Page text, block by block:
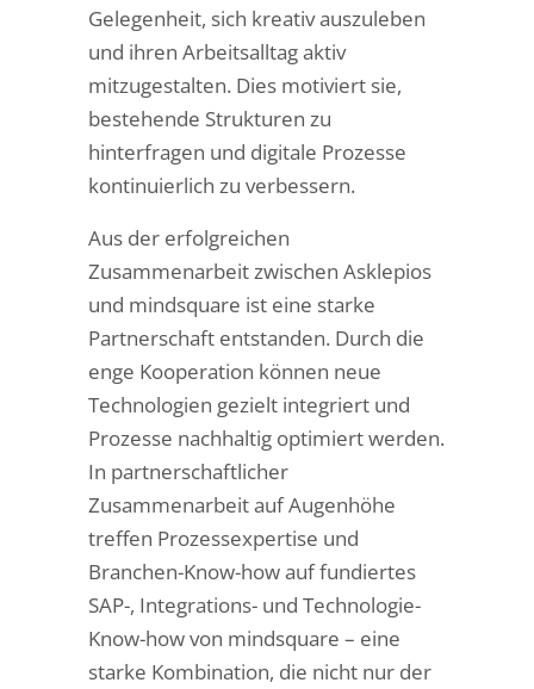
Gelegenheit, sich kreativ auszuleben
und ihren Arbeitsalltag aktiv
mitzugestalten. Dies motiviert sie,
bestehende Strukturen zu
hinterfragen und digitale Prozesse
kontinuierlich zu verbessern.
Aus der erfolgreichen
Zusammenarbeit zwischen Asklepios
und mindsquare ist eine starke
Partnerschaft entstanden. Durch die
enge Kooperation können neue
Technologien gezielt integriert und
Prozesse nachhaltig optimiert werden.
In partnerschaftlicher
Zusammenarbeit auf Augenhöhe
treffen Prozessexpertise und
Branchen-Know-how auf fundiertes
SAP-, Integrations- und Technologie-
Know-how von mindsquare – eine
starke Kombination, die nicht nur der